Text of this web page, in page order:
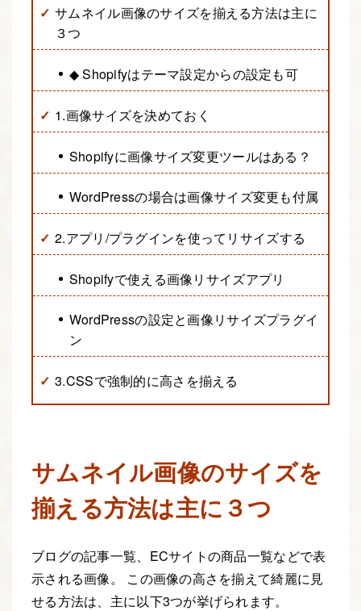
サムネイル画像のサイズを揃える方法は主に
３つ
◆ Shopifyはテーマ設定からの設定も可
1.画像サイズを決めておく
Shopifyに画像サイズ変更ツールはある？
WordPressの場合は画像サイズ変更も付属
2.アプリ/プラグインを使ってリサイズする
Shopifyで使える画像リサイズアプリ
WordPressの設定と画像リサイズプラグイ
ン
3.CSSで強制的に高さを揃える
サムネイル画像のサイズを
揃える方法は主に３つ
ブログの記事一覧、ECサイトの商品一覧などで表
示される画像。 この画像の高さを揃えて綺麗に見
せる方法は、主に以下3つが挙げられます。